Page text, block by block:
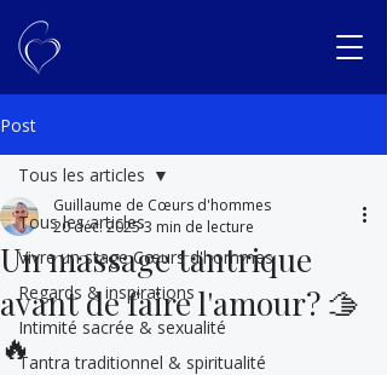
Post
Tous les articles
Vivre un stage Cœurs d'hommes
Regards & inspirations
Intimité sacrée & sexualité
Tantra traditionnel & spiritualité
Tous les articles
Un massage tantrique
avant de faire l'amour? 🫱
🔥
Guillaume de Cœurs d'hommes
20 déc. 20253 min de lecture